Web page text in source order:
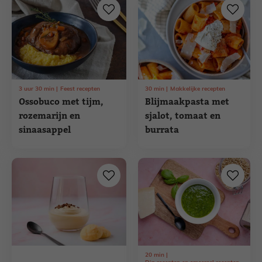
Ossobuco met tijm,
rozemarijn en
sinaasappel
3 uur 30 min Feest recepten
Blijmaakpasta met
sjalot, tomaat en
burrata
30 min Makkelijke recepten
20 min